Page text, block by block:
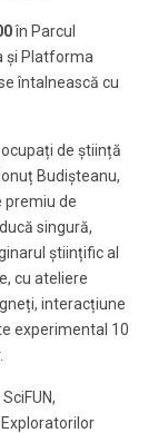
în Parcul
și Platforma
întalnească cu
de știință
Budișteanu,
premiu de
singură,
științific al
cu ateliere
interacțiune
experimental 10